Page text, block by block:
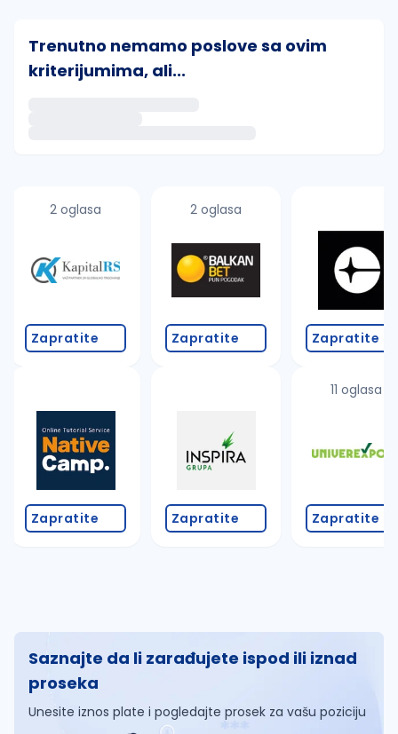
Trenutno nemamo poslove sa ovim
kriterijumima, ali...
Takođe možete da:
proverite pravopisne greške (koristite č, ć, š, đ,
promenite odabrane filtere pretrage
2 oglasa
Zapratite
Zapratite
2 oglasa
Zapratite
Zapratite
Zapratite
11 oglasa
Zapratite
Saznajte da li zarađujete ispod ili iznad
proseka
Unesite iznos plate i pogledajte prosek za vašu poziciju